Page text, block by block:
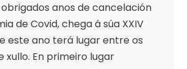
anos de cancelación
de Covid, chega á súa XXIV
este ano terá lugar entre os
xullo. En primeiro lugar